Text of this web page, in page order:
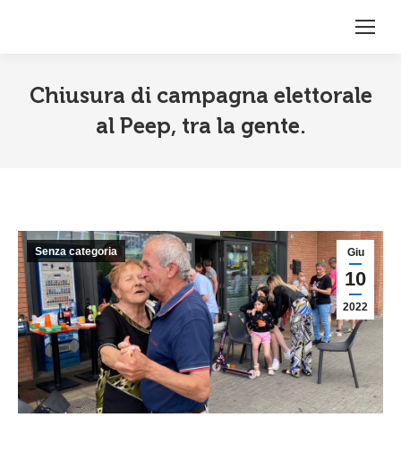
Chiusura di campagna elettorale
al Peep, tra la gente.
Giu
10
2022
Senza categoria